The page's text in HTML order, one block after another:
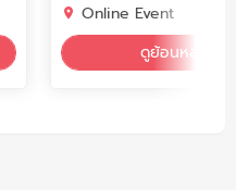
Online Event
ดูย้อนหลัง